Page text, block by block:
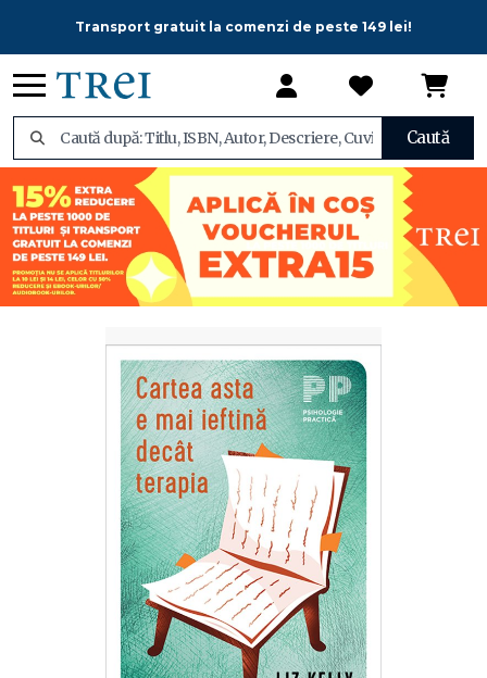
Transport gratuit la comenzi de peste 149 lei!
Caută